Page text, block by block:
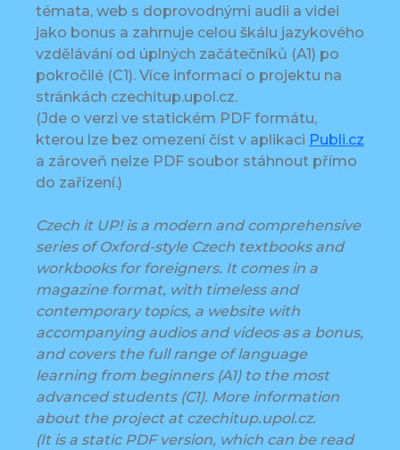
témata, web s doprovodnými audii a videi
jako bonus a zahrnuje celou škálu jazykového
vzdělávání od úplných začátečníků (A1) po
pokročilé (C1). Více informací o projektu na
stránkách czechitup.upol.cz.
(Jde o verzi ve statickém PDF formátu,
kterou lze bez omezení číst v aplikaci Publi.cz
a zároveň nelze PDF soubor stáhnout přímo
do zařízení.)
Czech it UP! is a modern and comprehensive
series of Oxford-style Czech textbooks and
workbooks for foreigners. It comes in a
magazine format, with timeless and
contemporary topics, a website with
accompanying audios and videos as a bonus,
and covers the full range of language
learning from beginners (A1) to the most
advanced students (C1). More information
about the project at czechitup.upol.cz.
(It is a static PDF version, which can be read